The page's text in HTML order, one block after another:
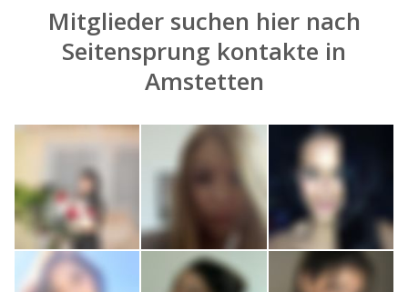
Mitglieder suchen hier nach
Seitensprung kontakte in
Amstetten